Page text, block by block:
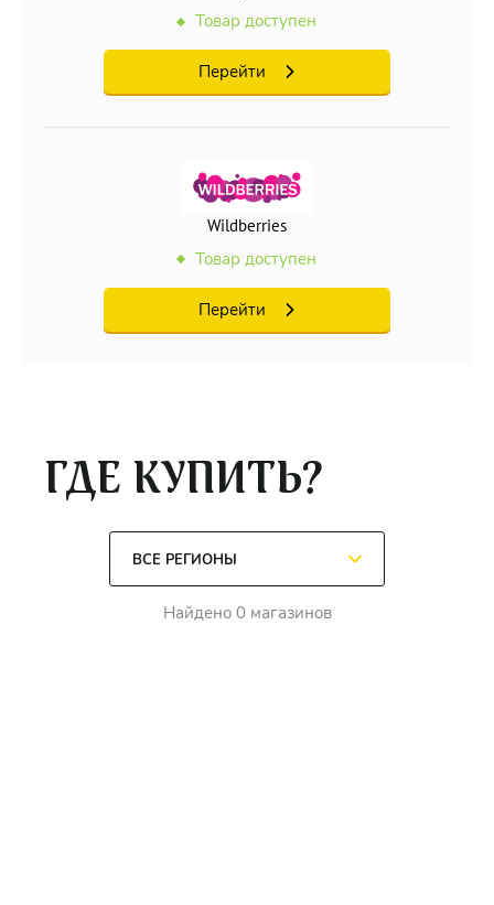
Товар доступен
Перейти
Wildberries
Товар доступен
Перейти
ГДЕ КУПИТЬ?
Найдено 0 магазинов